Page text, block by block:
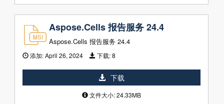
Aspose.Cells 报告服务 24.4
Aspose.Cells 报告服务 24.4
添加:April 26, 2024 下载:8
下载
文件大小: 24.33MB